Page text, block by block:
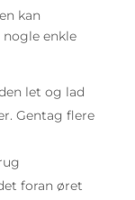
kan
enkle
let og lad
Gentag flere
foran øret